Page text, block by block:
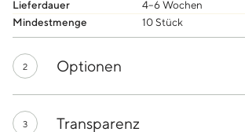
Lieferdauer
4–6 Wochen
Mindestmenge
10 Stück
2 Optionen
3 Transparenz